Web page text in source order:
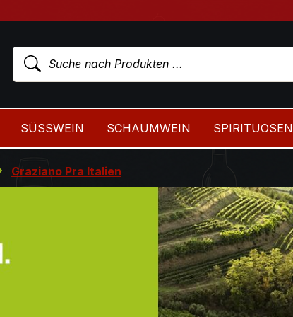
SÜSSWEIN SCHAUMWEIN SPIRITUOSEN
Graziano Pra Italien